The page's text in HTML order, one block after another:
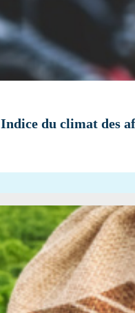
Indice du climat des